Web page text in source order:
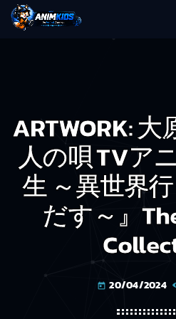
ARTWORK:
人の唄 TVア
生 ～異世界
だす～』
today 20/04/2024